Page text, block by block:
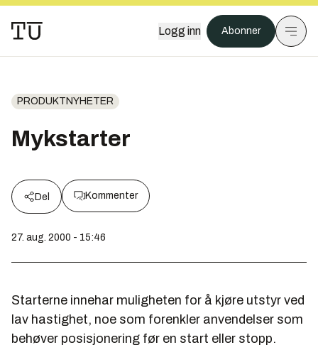
Logg inn Abonner
PRODUKTNYHETER
Mykstarter
Del Kommenter
27. aug. 2000 - 15:46
Starterne innehar muligheten for å kjøre utstyr ved
lav hastighet, noe som forenkler anvendelser som
behøver posisjonering før en start eller stopp.